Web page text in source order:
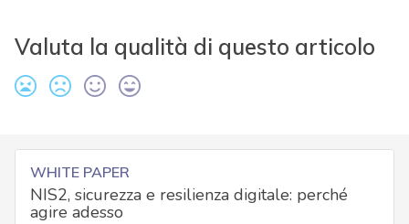
Valuta la qualità di questo articolo
WHITE PAPER
NIS2, sicurezza e resilienza digitale: perché
agire adesso